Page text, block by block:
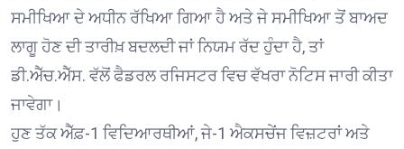
ਸਮੀਖਿਆ ਦੇ ਅਧੀਨ ਰੱਖਿਆ ਗਿਆ ਹੈ ਅਤੇ ਜੇ ਸਮੀਖਿਆ ਤੋਂ ਬਾਅਦ
ਲਾਗੂ ਹੋਣ ਦੀ ਤਾਰੀਖ਼ ਬਦਲਦੀ ਜਾਂ ਨਿਯਮ ਰੱਦ ਹੁੰਦਾ ਹੈ, ਤਾਂ
ਡੀ.ਐੱਚ.ਐੱਸ. ਵੱਲੋਂ ਫੈਡਰਲ ਰਜਿਸਟਰ ਵਿਚ ਵੱਖਰਾ ਨੋਟਿਸ ਜਾਰੀ ਕੀਤਾ
ਜਾਵੇਗਾ।
ਹੁਣ ਤੱਕ ਐੱਫ਼-1 ਵਿਦਿਆਰਥੀਆਂ, ਜੇ-1 ਐਕਸਚੇਂਜ ਵਿਜ਼ਟਰਾਂ ਅਤੇ